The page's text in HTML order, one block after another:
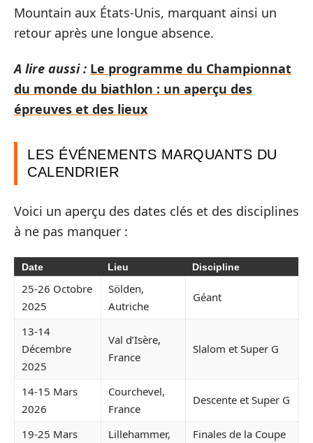
Mountain aux États-Unis, marquant ainsi un
retour après une longue absence.
A lire aussi : Le programme du Championnat
du monde du biathlon : un aperçu des
épreuves et des lieux
LES ÉVÉNEMENTS MARQUANTS DU
CALENDRIER
Voici un aperçu des dates clés et des disciplines
à ne pas manquer :
Date Lieu Discipline
25-26 Octobre
2025
Sölden,
Autriche
Géant
13-14
Décembre
2025
Val d’Isère,
France
Slalom et Super G
14-15 Mars
2026
Courchevel,
France
Descente et Super G
19-25 Mars
Lillehammer,
Finales de la Coupe